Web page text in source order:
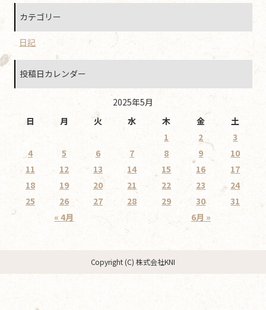
カテゴリー
日記
投稿日カレンダー
2025年5月
日
月 火 水 木 金 土
« 4月 6月 »
1 2
3
4
5 6 7 8 9
10
11
12 13 14 15 16
17
18
19 20 21 22 23
24
25
26 27 28 29 30 31
Copyright (C) 株式会社KNI